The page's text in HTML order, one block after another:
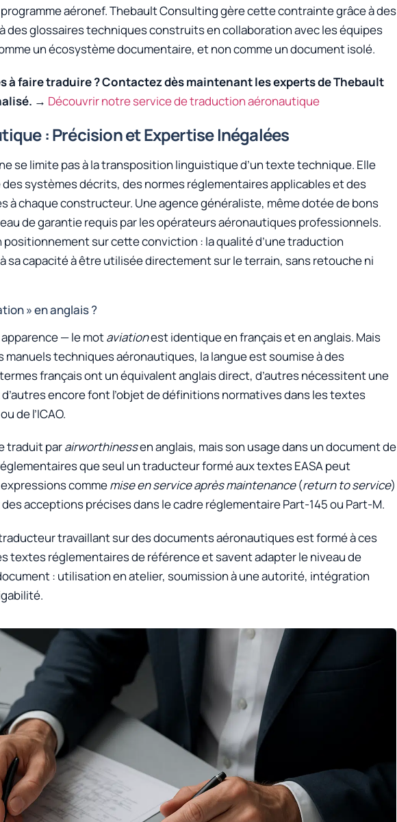
aéronef. Thebault Consulting gère cette contrainte grâce à des
des glossaires techniques construits en collaboration avec les équipes
un écosystème documentaire, et non comme un document isolé.
à faire traduire ? Contactez dès maintenant les experts de Thebault
→ Découvrir notre service de traduction aéronautique
: Précision et Expertise Inégalées
ne se limite pas à la transposition linguistique d’un texte technique. Elle
systèmes décrits, des normes réglementaires applicables et des
chaque constructeur. Une agence généraliste, même dotée de bons
de garantie requis par les opérateurs aéronautiques professionnels.
sur cette conviction : la qualité d’une traduction
sa capacité à être utilisée directement sur le terrain, sans retouche ni
» en anglais ?
— le motaviationest identique en français et en anglais. Mais
manuels techniques aéronautiques, la langue est soumise à des
français ont un équivalent anglais direct, d’autres nécessitent une
encore font l’objet de définitions normatives dans les textes
de l’ICAO.
traduit parairworthinessen anglais, mais son usage dans un document de
que seul un traducteur formé aux textes EASA peut
commemise en service après maintenance(return to service)
acceptions précises dans le cadre réglementaire Part-145 ou Part-M.
travaillant sur des documents aéronautiques est formé à ces
textes réglementaires de référence et savent adapter le niveau de
: utilisation en atelier, soumission à une autorité, intégration